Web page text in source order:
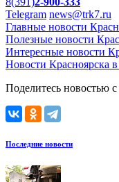
Telegram news@trk7.ru
Главные новости
Полезные новости
Интересные новости
Новости
Поделитесь новостью с
Последние новости